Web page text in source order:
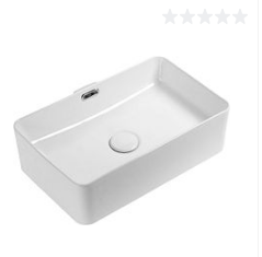
В корзину
Купить в 1 клик Сравнение
В избранное Под заказ